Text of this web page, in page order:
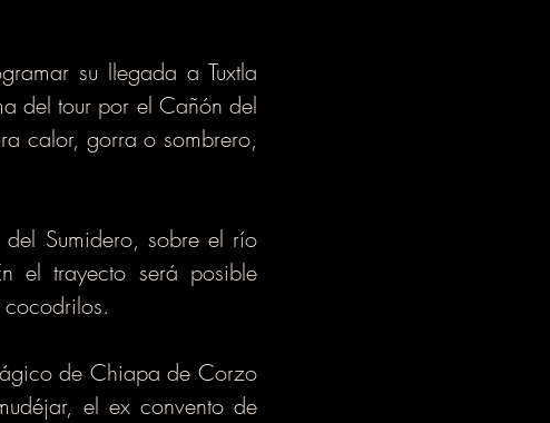
su llegada a Tuxtla
del tour por el Cañón del
calor, gorra o sombrero,
Sumidero, sobre el río
el trayecto será posible
de Chiapa de Corzo
el ex convento de